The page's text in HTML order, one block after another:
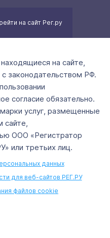
на сайт Рег.ру
на сайте,
законодательством РФ.
согласие обязательно.
услуг, размещенные
сайте,
ООО «Регистратор
или третьих лиц.
данных
для веб-сайтов РЕГ.РУ
файлов cookie